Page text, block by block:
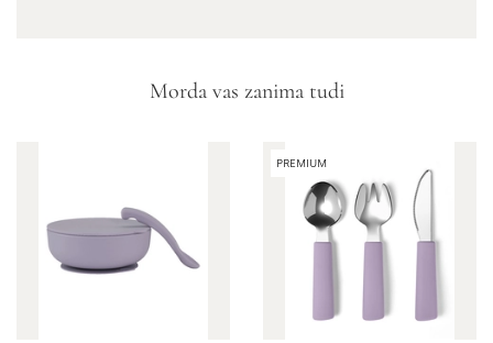
Morda vas zanima tudi
PREMIUM